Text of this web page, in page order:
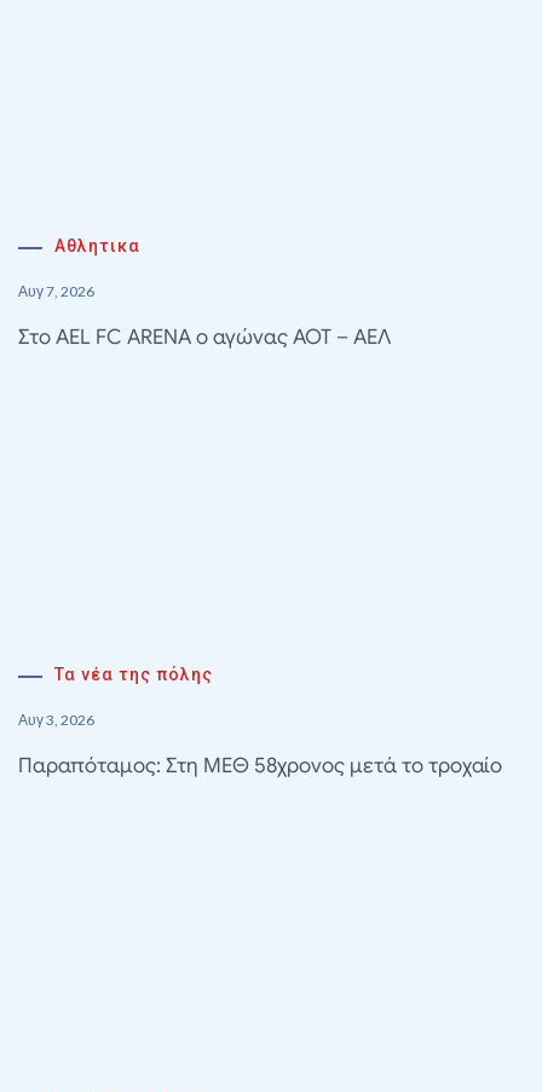
Αθλητικα
Αυγ 7, 2026
Στο AEL FC ARENA ο αγώνας ΑΟΤ – ΑΕΛ
Τα νέα της πόλης
Αυγ 3, 2026
Παραπόταμος: Στη ΜΕΘ 58χρονος μετά το τροχαίο